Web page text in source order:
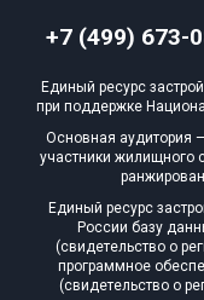
+7 (499) 673-
Единый ресурс
при поддержке
Основная аудитория
участники жилищного
Единый ресурс
России базу
(свидетельство о
программное
(свидетельство о